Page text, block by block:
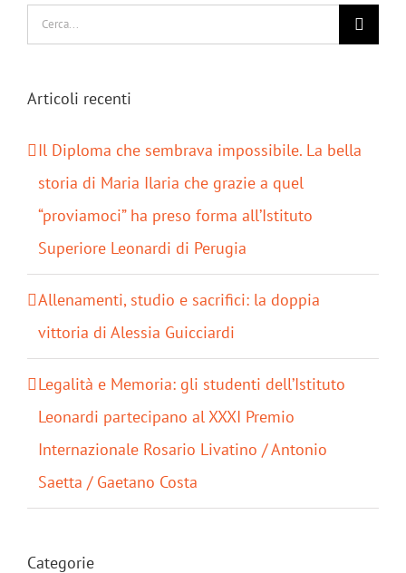
Cerca
Articoli recenti
Il Diploma che sembrava impossibile. La bella
storia di Maria Ilaria che grazie a quel
“proviamoci” ha preso forma all’Istituto
Superiore Leonardi di Perugia
Allenamenti, studio e sacrifici: la doppia
vittoria di Alessia Guicciardi
Legalità e Memoria: gli studenti dell’Istituto
Leonardi partecipano al XXXI Premio
Internazionale Rosario Livatino / Antonio
Saetta / Gaetano Costa
Categorie